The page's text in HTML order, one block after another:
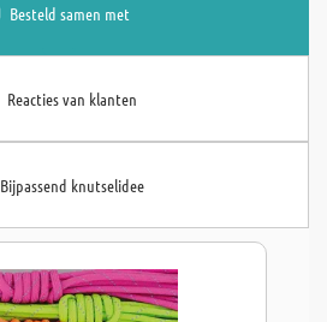
Besteld samen met
Reacties van klanten
Bijpassend knutselidee